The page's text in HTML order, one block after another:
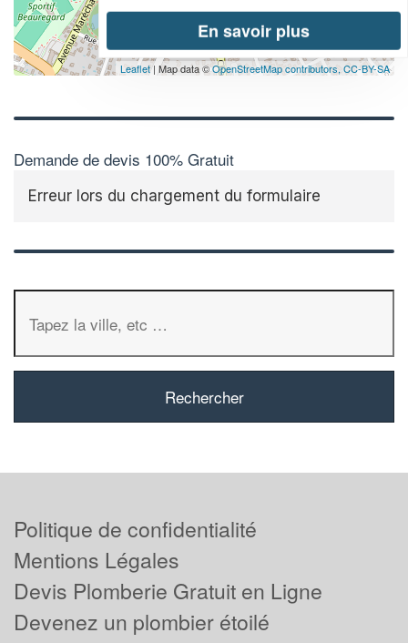
Leaflet| Map data ©OpenStreetMap contributors, CC-BY-SA
Demande de devis 100% Gratuit
Erreur lors du chargement du formulaire
En savoir plus
Politique de confidentialité
Mentions Légales
Devis Plomberie Gratuit en Ligne
Devenez un plombier étoilé